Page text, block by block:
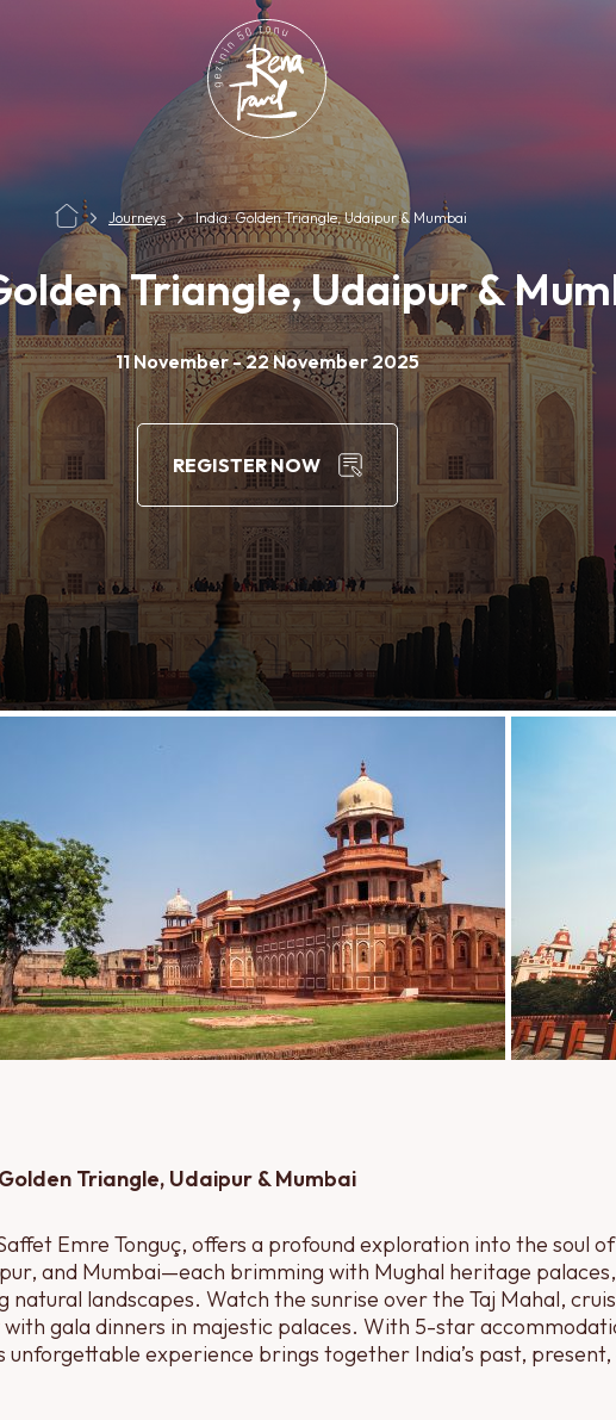
Journeys India: Golden Triangle, Udaipur & Mumbai
Triangle, Udaipur &
11 November - 22 November 2025
REGISTER NOW
Triangle, Udaipur & Mumbai
Emre Tonguç, offers a profound exploration into the soul
and Mumbai—each brimming with Mughal heritage
landscapes. Watch the sunrise over the Taj Mahal,
with gala dinners in majestic palaces. With 5-star
experience brings together India’s past,